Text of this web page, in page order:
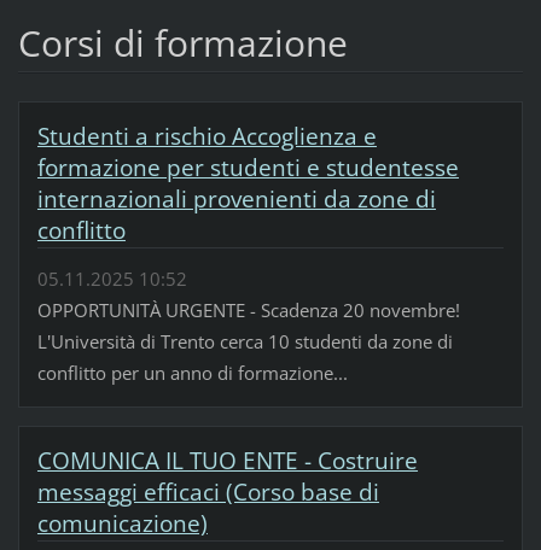
Corsi di formazione
Studenti a rischio Accoglienza e
formazione per studenti e studentesse
internazionali provenienti da zone di
conflitto
05.11.2025 10:52
OPPORTUNITÀ URGENTE - Scadenza 20 novembre!
L'Università di Trento cerca 10 studenti da zone di
conflitto per un anno di formazione...
COMUNICA IL TUO ENTE - Costruire
messaggi efficaci (Corso base di
comunicazione)